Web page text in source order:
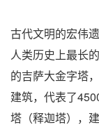
古代文明的宏伟
人类历史上最长
的吉萨大金字塔
建筑，代表了
塔（释迦塔），